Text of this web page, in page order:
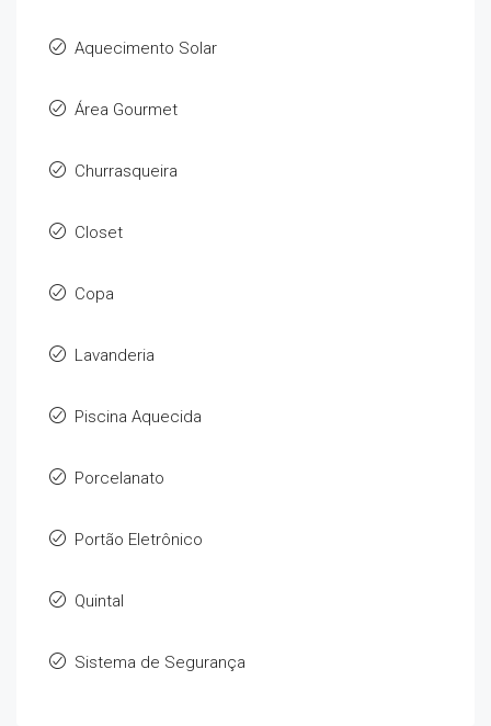
Aquecimento Solar
Área Gourmet
Churrasqueira
Closet
Copa
Lavanderia
Piscina Aquecida
Porcelanato
Portão Eletrônico
Quintal
Sistema de Segurança